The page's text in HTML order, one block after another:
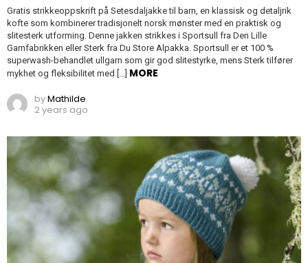
Gratis strikkeoppskrift på Setesdaljakke til barn, en klassisk og detaljrik
kofte som kombinerer tradisjonelt norsk mønster med en praktisk og
slitesterk utforming. Denne jakken strikkes i Sportsull fra Den Lille
Garnfabrikken eller Sterk fra Du Store Alpakka. Sportsull er et 100 %
superwash-behandlet ullgarn som gir god slitestyrke, mens Sterk tilfører
mykhet og fleksibilitet med […] MORE
byMathilde
2 years ago